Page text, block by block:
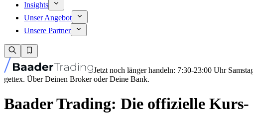
Insights
Unser Angebot
Unsere Partner
Jetzt noch länger handeln: 7:30-23:00 Uhr
gettex. Über Deinen Broker oder Deine Bank.
Baader Trading: Die offizielle